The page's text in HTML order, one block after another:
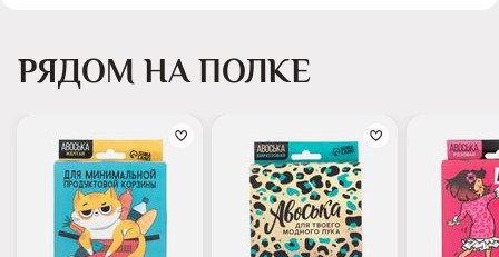
РЯДОМ НА ПОЛКЕ